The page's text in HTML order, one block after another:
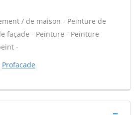
/ de maison - Peinture de
façade - Peinture - Peinture
-
Profacade